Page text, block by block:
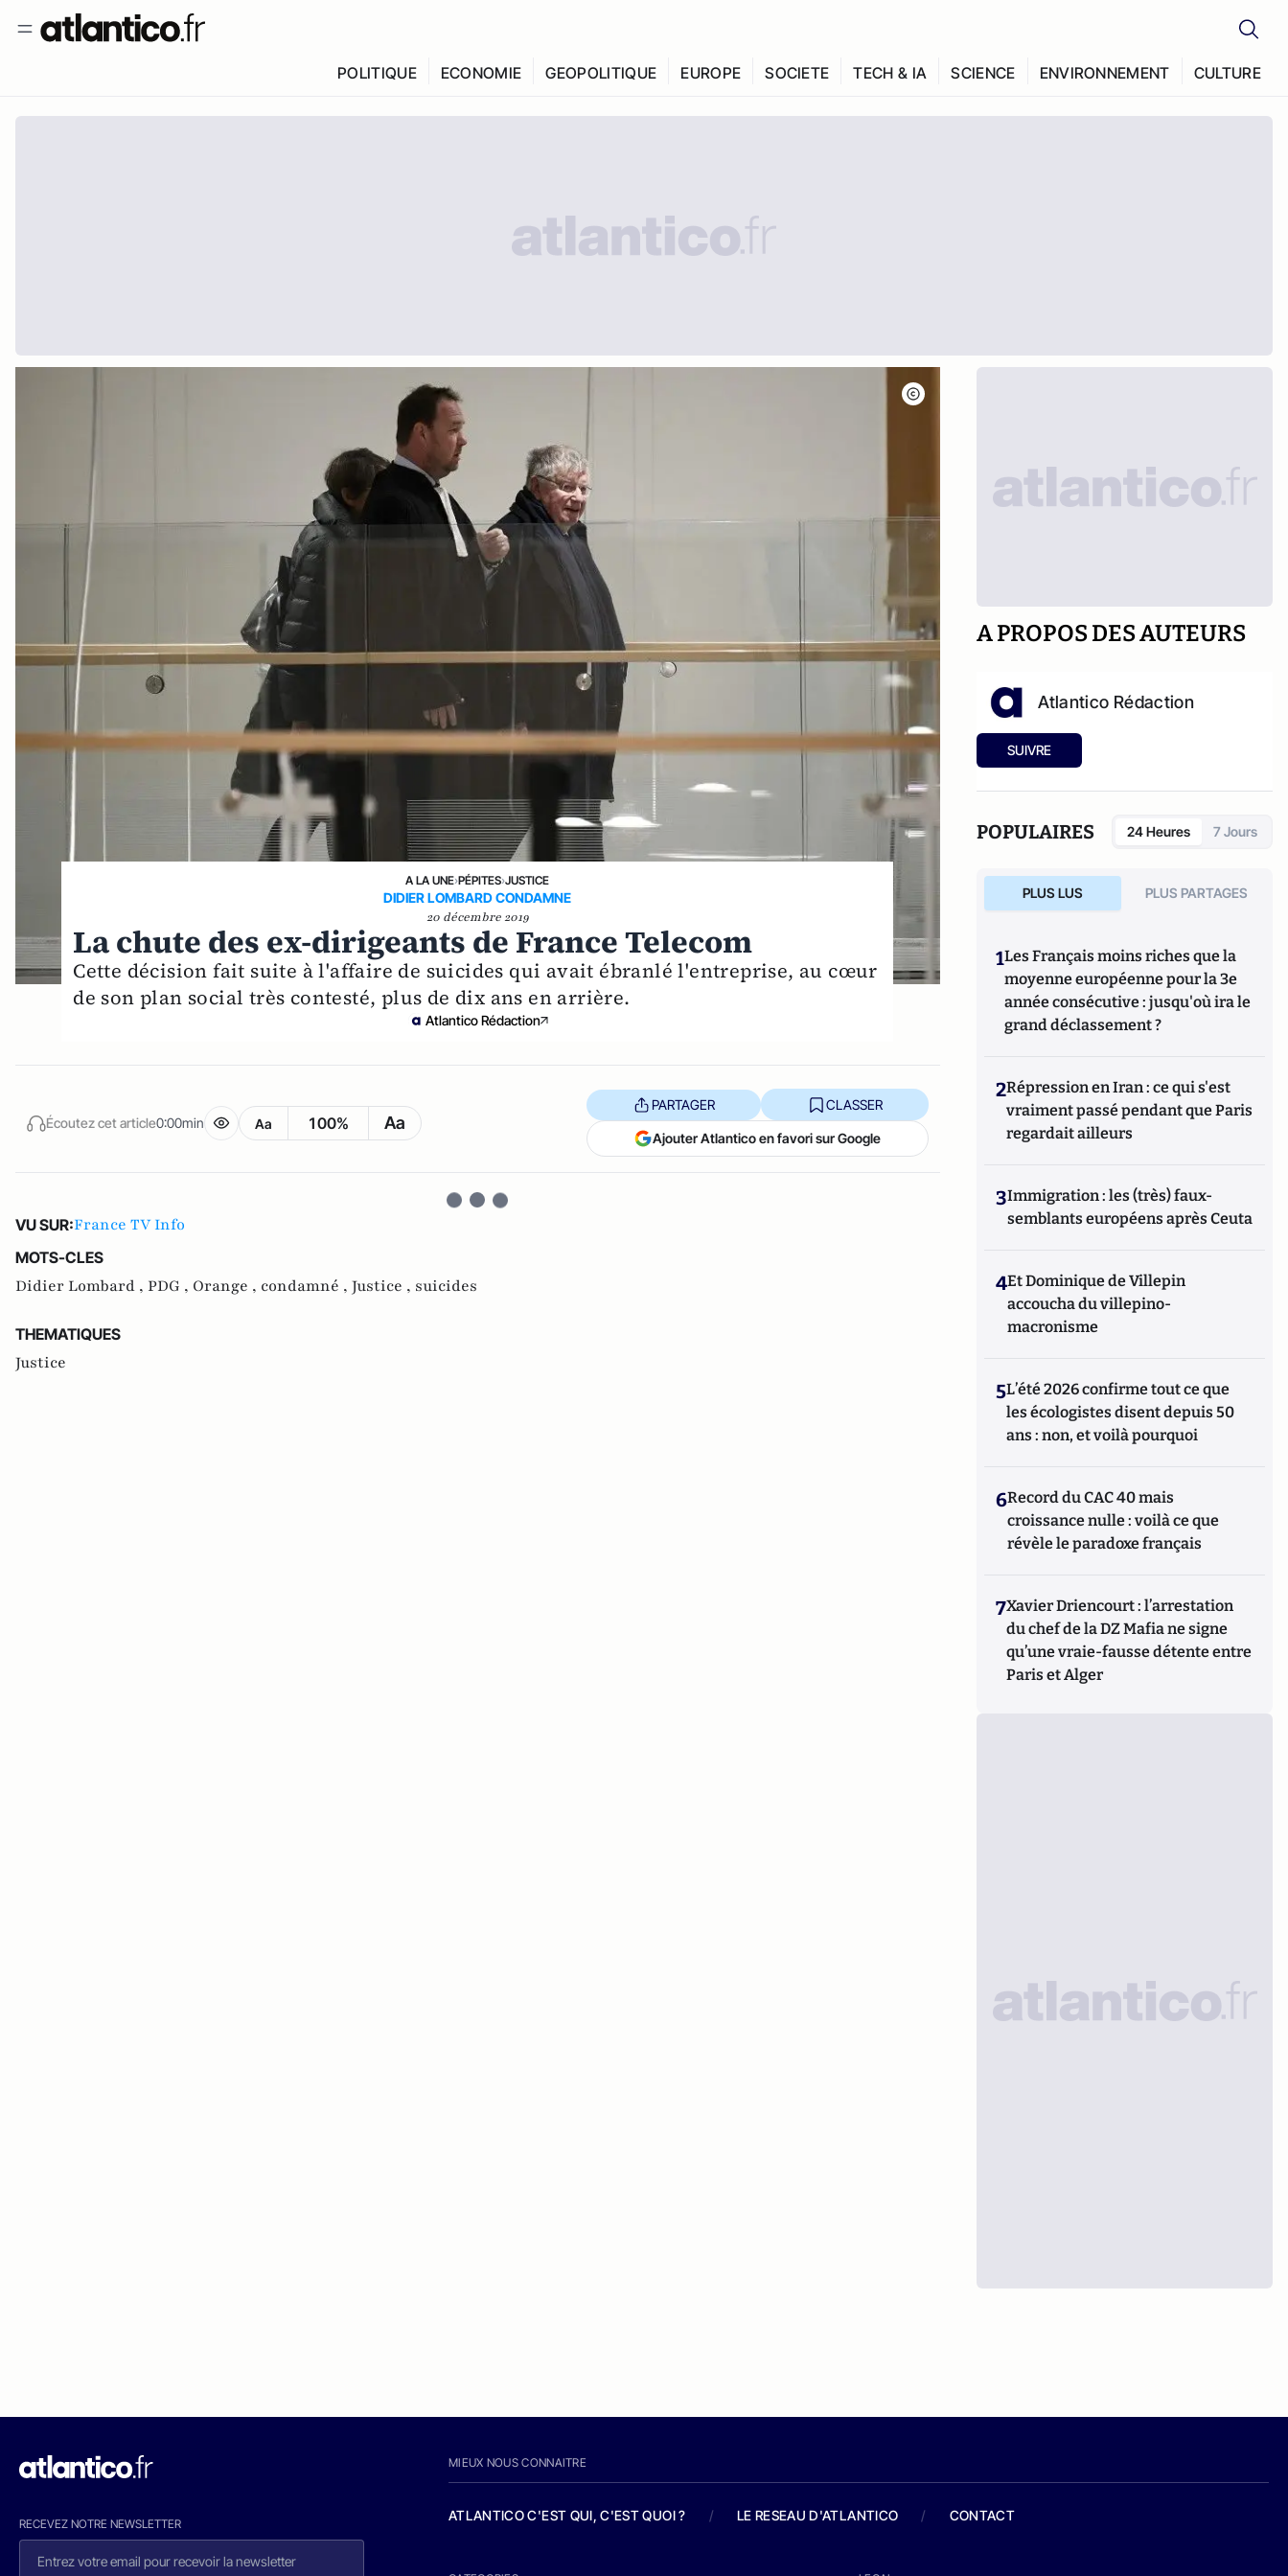
POLITIQUE ECONOMIE GEOPOLITIQUE EUROPE SOCIETE TECH & IA SCIENCE ENVIRONNEMENT CULTURE
A LA UNE›PÉPITES›JUSTICE
DIDIER LOMBARD CONDAMNE
20 décembre 2019
La chute des ex-dirigeants de France Telecom
Cette décision fait suite à l'affaire de suicides qui avait ébranlé l'entreprise, au cœur
de son plan social très contesté, plus de dix ans en arrière.
Atlantico Rédaction
Écoutez cet article0:00min Aa 100% Aa
PARTAGER CLASSER
Ajouter Atlantico en favori sur Google
VU SUR:France TV Info
MOTS-CLES
Didier Lombard , PDG , Orange , condamné , Justice , suicides
THEMATIQUES
Justice
A PROPOS DES AUTEURS
Atlantico Rédaction
SUIVRE
POPULAIRES 24 Heures 7 Jours
PLUS LUS PLUS PARTAGES
1Les Français moins riches que la
moyenne européenne pour la 3e
année consécutive : jusqu'où ira le
grand déclassement ?
2Répression en Iran : ce qui s'est
vraiment passé pendant que Paris
regardait ailleurs
3Immigration : les (très) faux-
semblants européens après Ceuta
4Et Dominique de Villepin
accoucha du villepino-
macronisme
5L’été 2026 confirme tout ce que
les écologistes disent depuis 50
ans : non, et voilà pourquoi
6Record du CAC 40 mais
croissance nulle : voilà ce que
révèle le paradoxe français
7Xavier Driencourt : l’arrestation
du chef de la DZ Mafia ne signe
qu’une vraie-fausse détente entre
Paris et Alger
RECEVEZ NOTRE NEWSLETTER
MIEUX NOUS CONNAITRE
ATLANTICO C'EST QUI, C'EST QUOI ? / LE RESEAU D'ATLANTICO / CONTACT